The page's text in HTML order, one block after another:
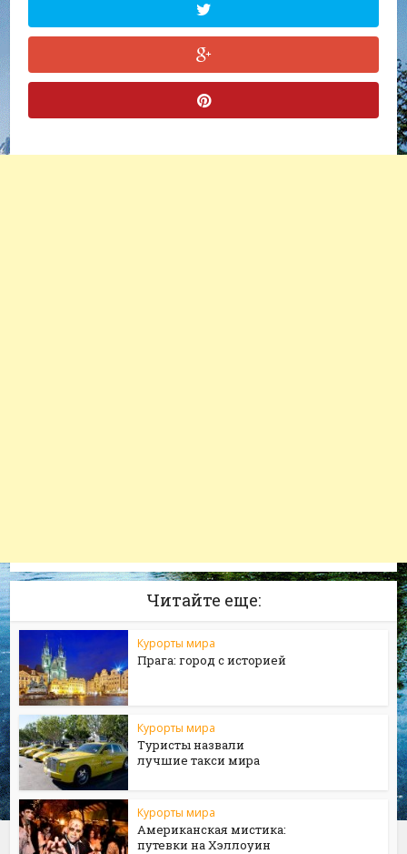
Читайте еще:
Курорты мира
Прага: город с историей
Курорты мира
Туристы назвали
лучшие такси мира
Курорты мира
Американская мистика:
путевки на Хэллоуин